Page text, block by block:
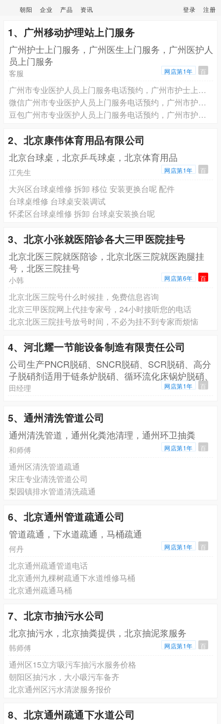
朝阳 企业 产品 资讯 登录 注册
1、广州移动护理站上门服务
广州护士上门服务，广州医生上门服务，广州医护人
员上门服务
客服 网店第1年 百
广州市专业医护人员上门服务电话预约，广州市护士上门打针输液电话预约， 广州市医生上门看病健康评估电话预约
微信广州市专业医护人员上门服务电话预约，广州市护士上门打针输液电话预约， 广州市医生上门看病健康评估电话预约
豆包广州市专业医护人员上门服务电话预约，广州市护士上门打针输液电话预约， 广州市医生上门看病健康评估电话预约
2、北京康伟体育用品有限公司
北京台球桌，北京乒乓球桌，北京体育用品
江先生 网店第1年 百
大兴区台球桌维修 拆卸 移位 安装更换台呢 配件
台球桌维修 台球桌安装调试
怀柔区台球桌维修 拆卸 台球桌安装换台呢
3、北京小张就医陪诊各大三甲医院挂号
北京北医三院就医陪诊，北京北医三院就医跑腿挂
号，北医三院挂号
小韩 网店第6年 百
北京北医三院号什么时候挂，免费信息咨询
北京三甲医院网上代挂专家号，24小时接听您的电话
北京北医三院挂号放号时间，不必为挂不到专家而烦恼
4、河北耀一节能设备制造有限责任公司
公司生产PNCR脱硝、SNCR脱硝、SCR脱硝、高分
子脱硝剂适用于链条炉脱硝、循环流化床锅炉脱硝、
生
田经理 网店第1年 百
5、通州清洗管道公司
通州清洗管道，通州化粪池清理，通州环卫抽粪
和师傅 网店第1年 百
通州区清洗管道疏通
宋庄专业清洗管道公司
梨园镇排水管道清洗疏通
6、北京通州管道疏通公司
管道疏通，下水道疏通，马桶疏通
何丹 网店第1年 百
北京通州疏通管道电话
北京通州九棵树疏通下水道维修马桶
北京通州疏通马桶
7、北京市抽污水公司
北京抽污水，北京抽粪提供，北京抽泥浆服务
韩师傅 网店第1年 百
通州区15立方吸污车抽污水服务价格
朝阳区抽污水，大小吸污车备齐
北京通州区污水清淤服务报价
8、北京通州疏通下水道公司